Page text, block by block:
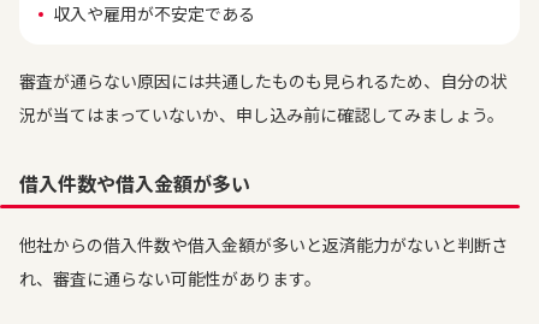
収入や雇用が不安定である
審査が通らない原因には共通したものも見られるため、自分の状
況が当てはまっていないか、申し込み前に確認してみましょう。
借入件数や借入金額が多い
他社からの借入件数や借入金額が多いと返済能力がないと判断さ
れ、審査に通らない可能性があります。